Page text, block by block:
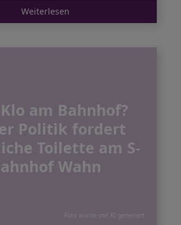
Weiterlesen
am Bahnhof?
Politik fordert
Toilette am S-
Wahn
Foto wurde mit KI generiert